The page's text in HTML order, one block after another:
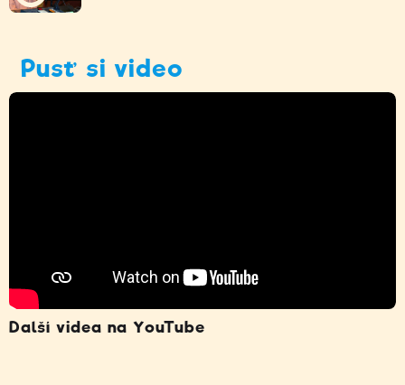
Pusť si video
Další videa na YouTube